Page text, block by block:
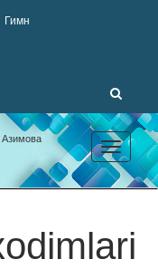
Гимн
Toggle
navigation
Азимова